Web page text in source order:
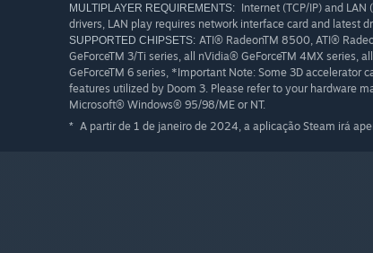
MULTIPLAYER REQUIREMENTS: Internet (TCP/IP) and
drivers, LAN play requires network interface card and latest
SUPPORTED CHIPSETS: ATI® RadeonTM 8500, ATI®
GeForceTM 3/Ti series, all nVidia® GeForceTM 4MX series,
GeForceTM 6 series, *Important Note: Some 3D
features utilized by Doom 3. Please refer to your hardware
Microsoft® Windows® 95/98/ME or NT.
* A partir de 1 de janeiro de 2024, a aplicação Steam irá